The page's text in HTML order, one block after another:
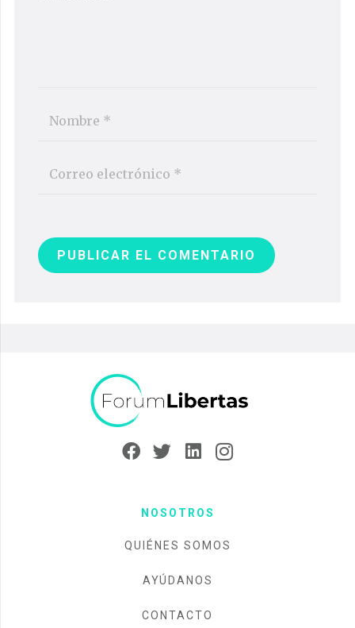
PUBLICAR EL COMENTARIO
NOSOTROS
QUIÉNES SOMOS
AYÚDANOS
CONTACTO